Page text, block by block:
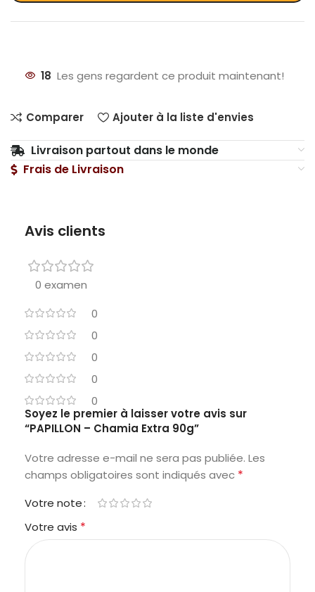
18 Les gens regardent ce produit maintenant!
Comparer Ajouter à la liste d'envies
Livraison partout dans le monde
Frais de Livraison
Avis clients
0 examen
0
0
0
0
0
Soyez le premier à laisser votre avis sur
“PAPILLON – Chamia Extra 90g”
Votre adresse e-mail ne sera pas publiée. Les
champs obligatoires sont indiqués avec *
Votre note
Votre avis *